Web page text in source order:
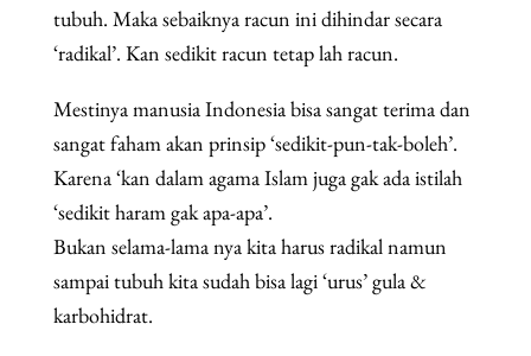
tubuh. Maka sebaiknya racun ini dihindar secara
‘radikal’. Kan sedikit racun tetap lah racun.
Mestinya manusia Indonesia bisa sangat terima dan
sangat faham akan prinsip ‘sedikit-pun-tak-boleh’.
Karena ‘kan dalam agama Islam juga gak ada istilah
‘sedikit haram gak apa-apa’.
Bukan selama-lama nya kita harus radikal namun
sampai tubuh kita sudah bisa lagi ‘urus’ gula &
karbohidrat.